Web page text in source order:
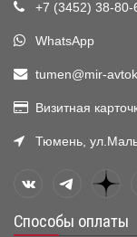
+7 (3452) 38-80-
WhatsApp
tumen@mir-
Визитная
Тюмень,
Способы оплаты